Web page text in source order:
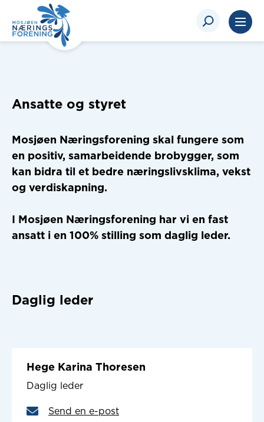
Ansatte og styret
Mosjøen Næringsforening skal fungere som
en positiv, samarbeidende brobygger, som
kan bidra til et bedre næringslivsklima, vekst
og verdiskapning.
I Mosjøen Næringsforening har vi en fast
ansatt i en 100% stilling som daglig leder.
Daglig leder
Hege Karina Thoresen
Daglig leder
Send en e-post